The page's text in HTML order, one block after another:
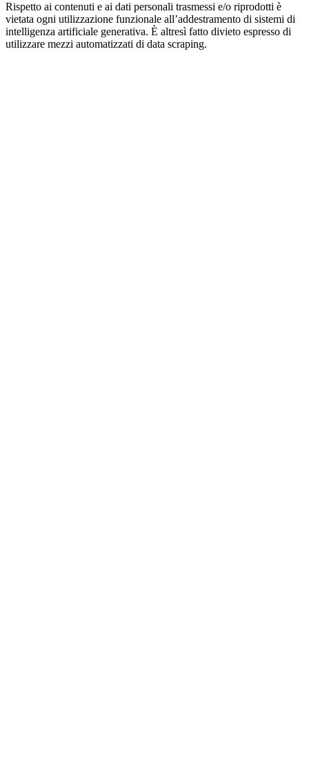
Rispetto ai contenuti e ai dati personali trasmessi e/o riprodotti è
vietata ogni utilizzazione funzionale all’addestramento di sistemi di
intelligenza artificiale generativa. È altresì fatto divieto espresso di
utilizzare mezzi automatizzati di data scraping.